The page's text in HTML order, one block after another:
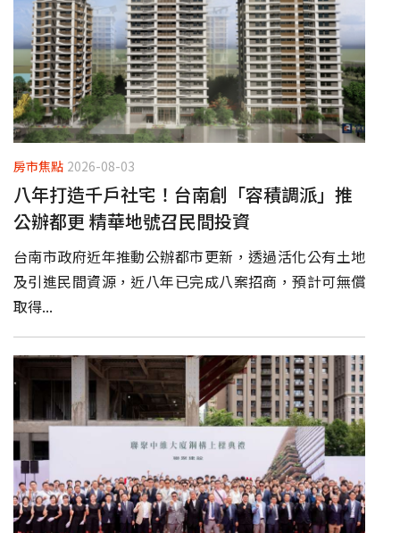
房市焦點 2026-08-03
八年打造千戶社宅！台南創「容積調派」推
公辦都更 精華地號召民間投資
台南市政府近年推動公辦都市更新，透過活化公有土地
及引進民間資源，近八年已完成八案招商，預計可無償
取得...